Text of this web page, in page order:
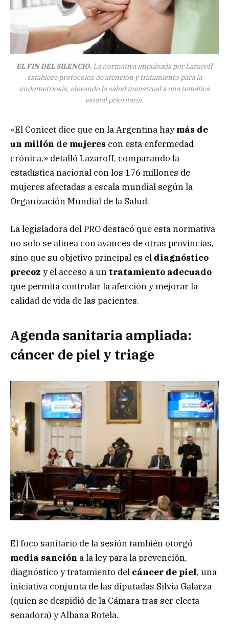
EL FIN DEL SILENCIO. La normativa impulsada por Lazaroff
establece protocolos de atención y tratamiento para la
endometriosis, elevando la salud menstrual a una temática
estatal prioritaria.
«El Conicet dice que en la Argentina haymás de
un millón de mujeres con esta enfermedad
crónica,» detalló Lazaroff, comparando la
estadística nacional con los 176 millones de
mujeres afectadas a escala mundial según la
Organización Mundial de la Salud.
La legisladora del PRO destacó que esta normativa
no solo se alinea con avances de otras provincias,
sino que su objetivo principal es el diagnóstico
precoz y el acceso a un tratamiento adecuado
que permita controlar la afección y mejorar la
calidad de vida de las pacientes.
Agenda sanitaria ampliada:
cáncer de piel y triage
El foco sanitario de la sesión también otorgó
media sanción a la ley para la prevención,
diagnóstico y tratamiento del cáncer de piel, una
iniciativa conjunta de las diputadas Silvia Galarza
(quien se despidió de la Cámara tras ser electa
senadora) y Albana Rotela.